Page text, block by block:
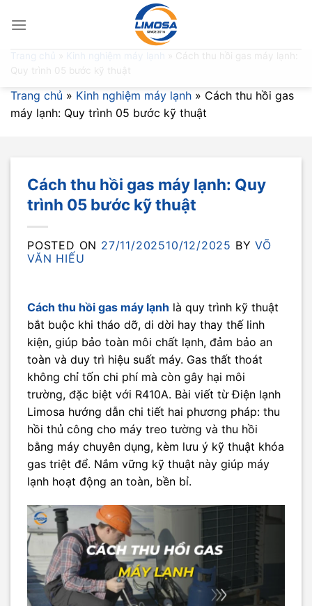
Cách thu hồi gas máy lạnh:
Quy trình 05 bước kỹ thuật
Trang chủ » Kinh nghiệm máy lạnh » Cách thu hồi gas
máy lạnh: Quy trình 05 bước kỹ thuật
Cách thu hồi gas máy lạnh: Quy
trình 05 bước kỹ thuật
POSTED ON 27/11/202510/12/2025 BYVÕ
VĂN HIẾU
Cách thu hồi gas máy lạnh là quy trình kỹ thuật
bắt buộc khi tháo dỡ, di dời hay thay thế linh
kiện, giúp bảo toàn môi chất lạnh, đảm bảo an
toàn và duy trì hiệu suất máy. Gas thất thoát
không chỉ tốn chi phí mà còn gây hại môi
trường, đặc biệt với R410A. Bài viết từ Điện lạnh
Limosa hướng dẫn chi tiết hai phương pháp: thu
hồi thủ công cho máy treo tường và thu hồi
bằng máy chuyên dụng, kèm lưu ý kỹ thuật khóa
gas triệt để. Nắm vững kỹ thuật này giúp máy
lạnh hoạt động an toàn, bền bỉ.